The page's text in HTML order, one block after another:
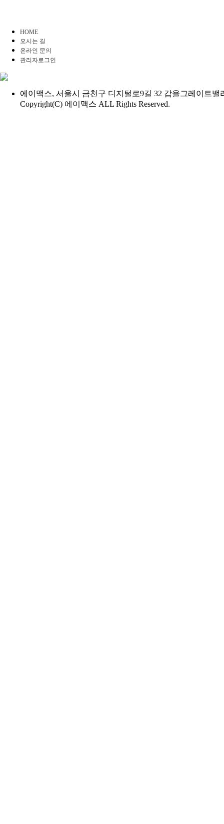
HOME
오시는 길
온라인 문의
관리자로그인
에이맥스, 서울시 금천구 디지털로9길 32 갑을그레이트밸
Copyright(C) 에이맥스 ALL Rights Reserved.